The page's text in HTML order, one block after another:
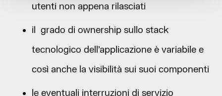
utenti non appena rilasciati
il grado di ownership sullo stack
tecnologico dell’applicazione è variabile e
così anche la visibilità sui suoi componenti
le eventuali interruzioni di servizio